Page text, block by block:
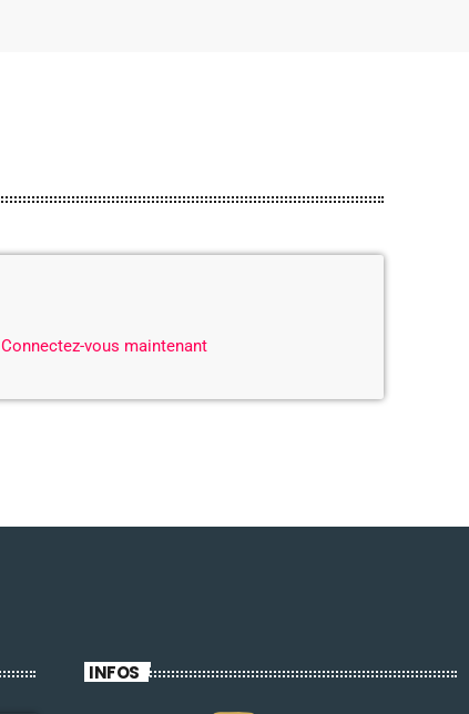
Connectez-vous maintenant
INFOS